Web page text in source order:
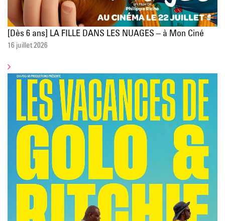
[Dès 6 ans] LA FILLE DANS LES NUAGES – à Mon Ciné
16 juillet 2026